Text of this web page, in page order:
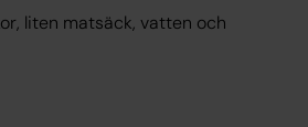
liten matsäck, vatten och